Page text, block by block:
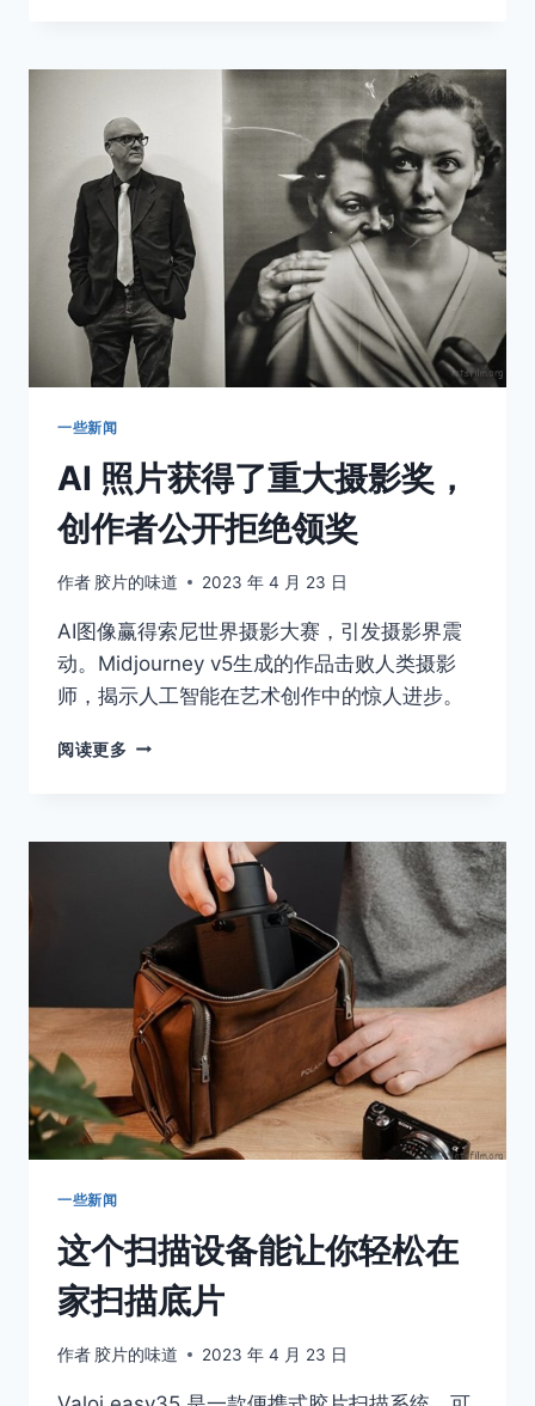
赛
全
球
获
奖
者
公
布
一些新闻
AI 照片获得了重大摄影奖，
创作者公开拒绝领奖
作者 胶片的味道 2023 年 4 月 23 日
AI图像赢得索尼世界摄影大赛，引发摄影界震
动。Midjourney v5生成的作品击败人类摄影
师，揭示人工智能在艺术创作中的惊人进步。
阅读更多 AI
得
影
奖，
创
作
者
公
开
拒
一些新闻
这个扫描设备能让你轻松在
家扫描底片
作者 胶片的味道 2023 年 4 月 23 日